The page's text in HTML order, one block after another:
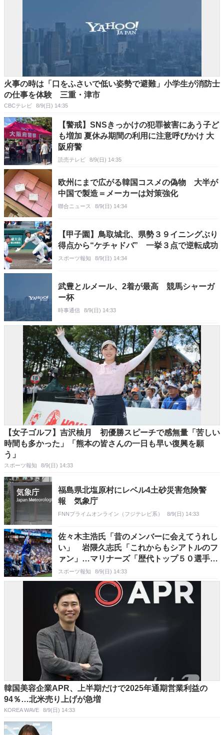
火事の時は「口をふさいで低い姿勢で避難」小学生が消防士
の仕事を体験 三重・津市
CBCテレビ 8/9(日) 14:35
【警戒】SNSきっかけの犯罪被害にあう子ど
も増加 夏休み期間の利用に注意呼びかけ 大
阪府警
読売テレビ 8/9(日) 14:35
欧州にまで広がる韓国コスメの偽物 大半が
中国で製造＝メーカーは対策強化
聯合ニュース 8/9(日) 14:34
【甲子園】鳥取城北、県勢３９イニングぶり
得点から“ケチャドバ” 一挙３点で逆転成功
スポーツ報知 8/9(日) 14:34
武豊とルメール、2着が最高 競馬シャーガ
ー杯
時事通信 8/9(日) 14:33
【女子ゴルフ】吉沢柚月 初優勝スピーチで感無量「苦しい
時間も多かった」「熊本の皆さんの一日も早い復興を願
う」
スポーツ報知 8/9(日) 14:33
福島県北塩原村にレベル4土砂災害危険警
報 気象庁
FNNプライムオンライン（フジテレビ系） 8/9(日) 14:33
佐々木主浩氏「昔のメンバーに会えてうれし
い」 岩隈久志氏「これからもシアトルのフ
ァン」…マリナーズ「歴代トップ５０選手」
にイチロー氏と日本から３選手選出
スポーツ報知 8/9(日) 14:33
韓国美容企業APR、上半期だけで2025年通期営業利益の
94％…北米売り上げが急増
KOREA WAVE 8/9(日) 14:33